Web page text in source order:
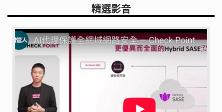
精選影音